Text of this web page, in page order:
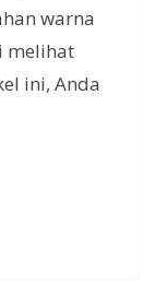
warna
melihat
ini, Anda